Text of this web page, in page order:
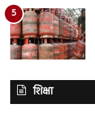
शिक्षा